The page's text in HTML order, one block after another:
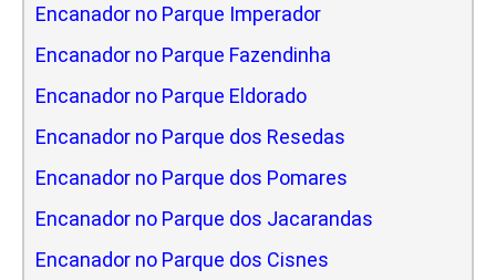
Encanador no Parque Imperador
Encanador no Parque Fazendinha
Encanador no Parque Eldorado
Encanador no Parque dos Resedas
Encanador no Parque dos Pomares
Encanador no Parque dos Jacarandas
Encanador no Parque dos Cisnes